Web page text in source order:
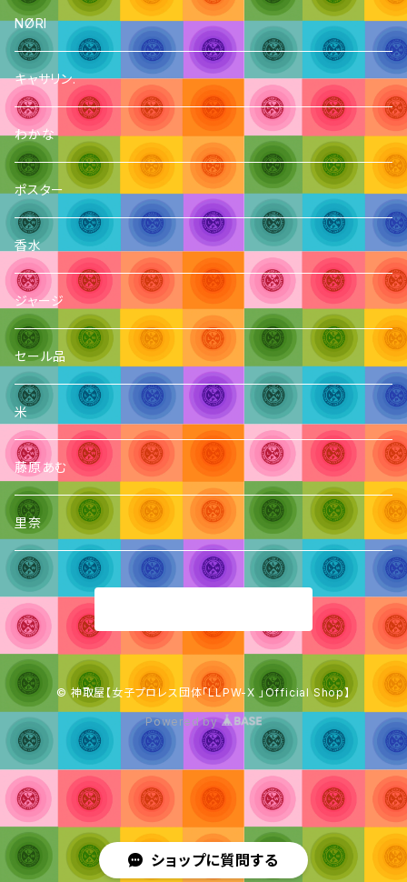
ショップに質問する
NØRI
キャサリン.
わかな
ポスター
香水
ジャージ
セール品
米
藤原あむ
里奈
© 神取屋【女子プロレス団体「LLPW-X 」Official Shop】
Powered by